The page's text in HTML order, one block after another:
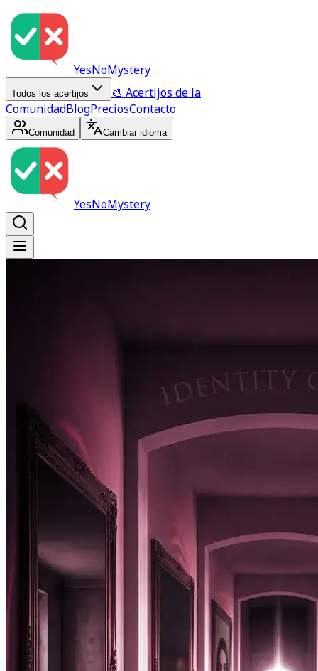
YesNoMystery
Todos los acertijos
🎨 Acertijos de la
ComunidadBlogPreciosContacto
Comunidad Cambiar idioma
YesNoMystery